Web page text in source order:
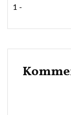
1 -